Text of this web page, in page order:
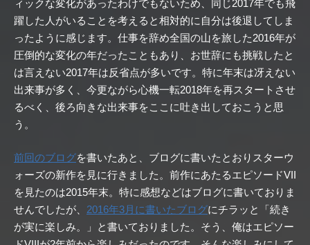
ィックな変化があったわけでもないため、同じ2017年でも飛
躍した人がいることを考えると相対的に自分は後退してしま
ったように感じます。仕事を辞め全国の山を旅した2016年が
圧倒的な変化の年だったこともあり、お世辞にも挑戦したと
は言えない2017年は反省点が多いです。特に年末は冴えない
出来事が多く、今更ながら心機一転2018年を再スタートさせ
るべく、後ろ向きな出来事をここに吐き出しておこうと思
う。
前回のブログを書いたあと、ブログに書いたとおりスターウ
ォーズの新作を見に行きました。前作にあたるエピソードVII
を見たのは2015年末。特に感想などはブログに書いておりま
せんでしたが、 2016年3月に書いたブログにチラッと「続き
が実に楽しみ。」と書いておりました。そう、俺はエピソー